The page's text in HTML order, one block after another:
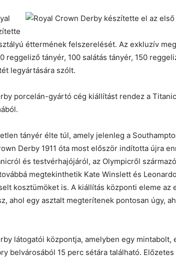
éttermének felszerelését. Az exkluzív
reggeliző tányér, 100 salátás tányér, 150
legyártására szólt.
porcelán-gyártó cég kiállítást rendez a
tányér élte túl, amely jelenleg a
Derby 1911 óta most először indította újra
és testvérhajójáról, az Olympicről
megtekinthetik Kate Winslett és
kosztümöket is. A kiállítás központi eleme az
ahol egy asztalt megterítenek pontosan úgy,
látogatói központja, amelyben egy mintabolt,
belvárosából 15 perc sétára található.